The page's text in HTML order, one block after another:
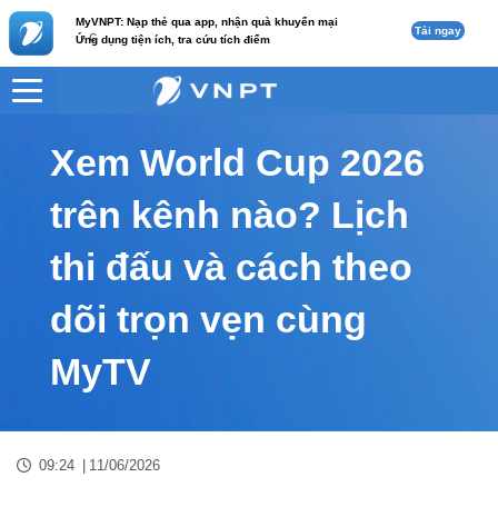
MyVNPT: Nạp thẻ qua app, nhận quà khuyến mại
Ứng dụng tiện ích, tra cứu tích điểm
c Tải ngay
VNPT Nội dung tin
Xem World Cup 2026
trên kênh nào? Lịch
thi đấu và cách theo
dõi trọn vẹn cùng
MyTV
09:24 11/06/2026